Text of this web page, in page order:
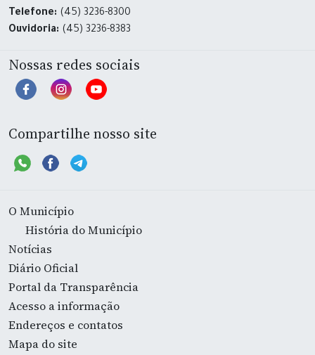
Telefone: (45) 3236-8300
Ouvidoria: (45) 3236-8383
Nossas redes sociais
Compartilhe nosso site
O Município
História do Município
Notícias
Diário Oficial
Portal da Transparência
Acesso a informação
Endereços e contatos
Mapa do site